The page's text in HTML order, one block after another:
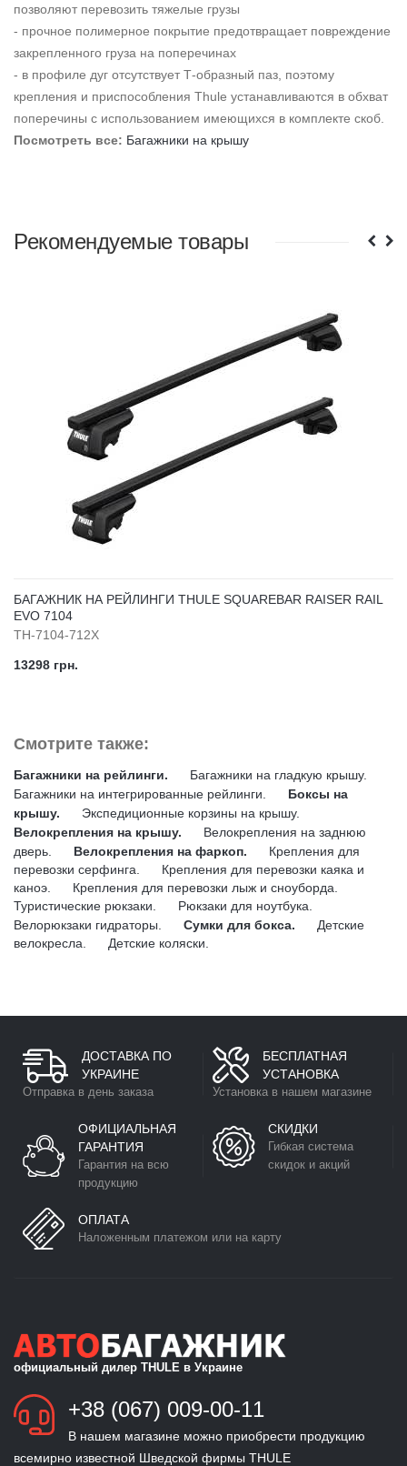
позволяют перевозить тяжелые грузы
- прочное полимерное покрытие предотвращает повреждение
закрепленного груза на поперечинах
- в профиле дуг отсутствует Т-образный паз, поэтому
крепления и приспособления Thule устанавливаются в обхват
поперечины с использованием имеющихся в комплекте скоб.
Посмотреть все: Багажники на крышу
Рекомендуемые товары
БАГАЖНИК НА РЕЙЛИНГИ THULE SQUAREBAR RAISER RAIL
EVO 7104
TH-7104-712X
13298 грн.
Смотрите также:
Багажники на рейлинги.
Багажники на гладкую крышу.
Багажники на интегрированные рейлинги.
Боксы на
крышу.
Экспедиционные корзины на крышу.
Велокрепления на крышу.
Велокрепления на заднюю
дверь.
Велокрепления на фаркоп.
Крепления для
перевозки серфинга.
Крепления для перевозки каяка и
каноэ.
Крепления для перевозки лыж и сноуборда.
Туристические рюкзаки.
Рюкзаки для ноутбука.
Велорюкзаки гидраторы.
Сумки для бокса.
Детские
велокресла.
Детские коляски.
ДОСТАВКА ПО
УКРАИНЕ
Отправка в день заказа
БЕСПЛАТНАЯ
УСТАНОВКА
Установка в нашем магазине
ОФИЦИАЛЬНАЯ
ГАРАНТИЯ
Гарантия на всю
продукцию
СКИДКИ
Гибкая система
скидок и акций
ОПЛАТА
Наложенным платежом или на карту
официальный дилер THULE в Украине
+38 (067) 009-00-11
В нашем магазине можно приобрести продукцию
всемирно известной Шведской фирмы THULE